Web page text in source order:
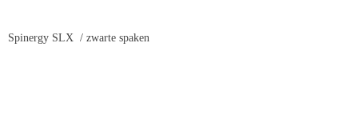
Spinergy SLX / zwarte spaken